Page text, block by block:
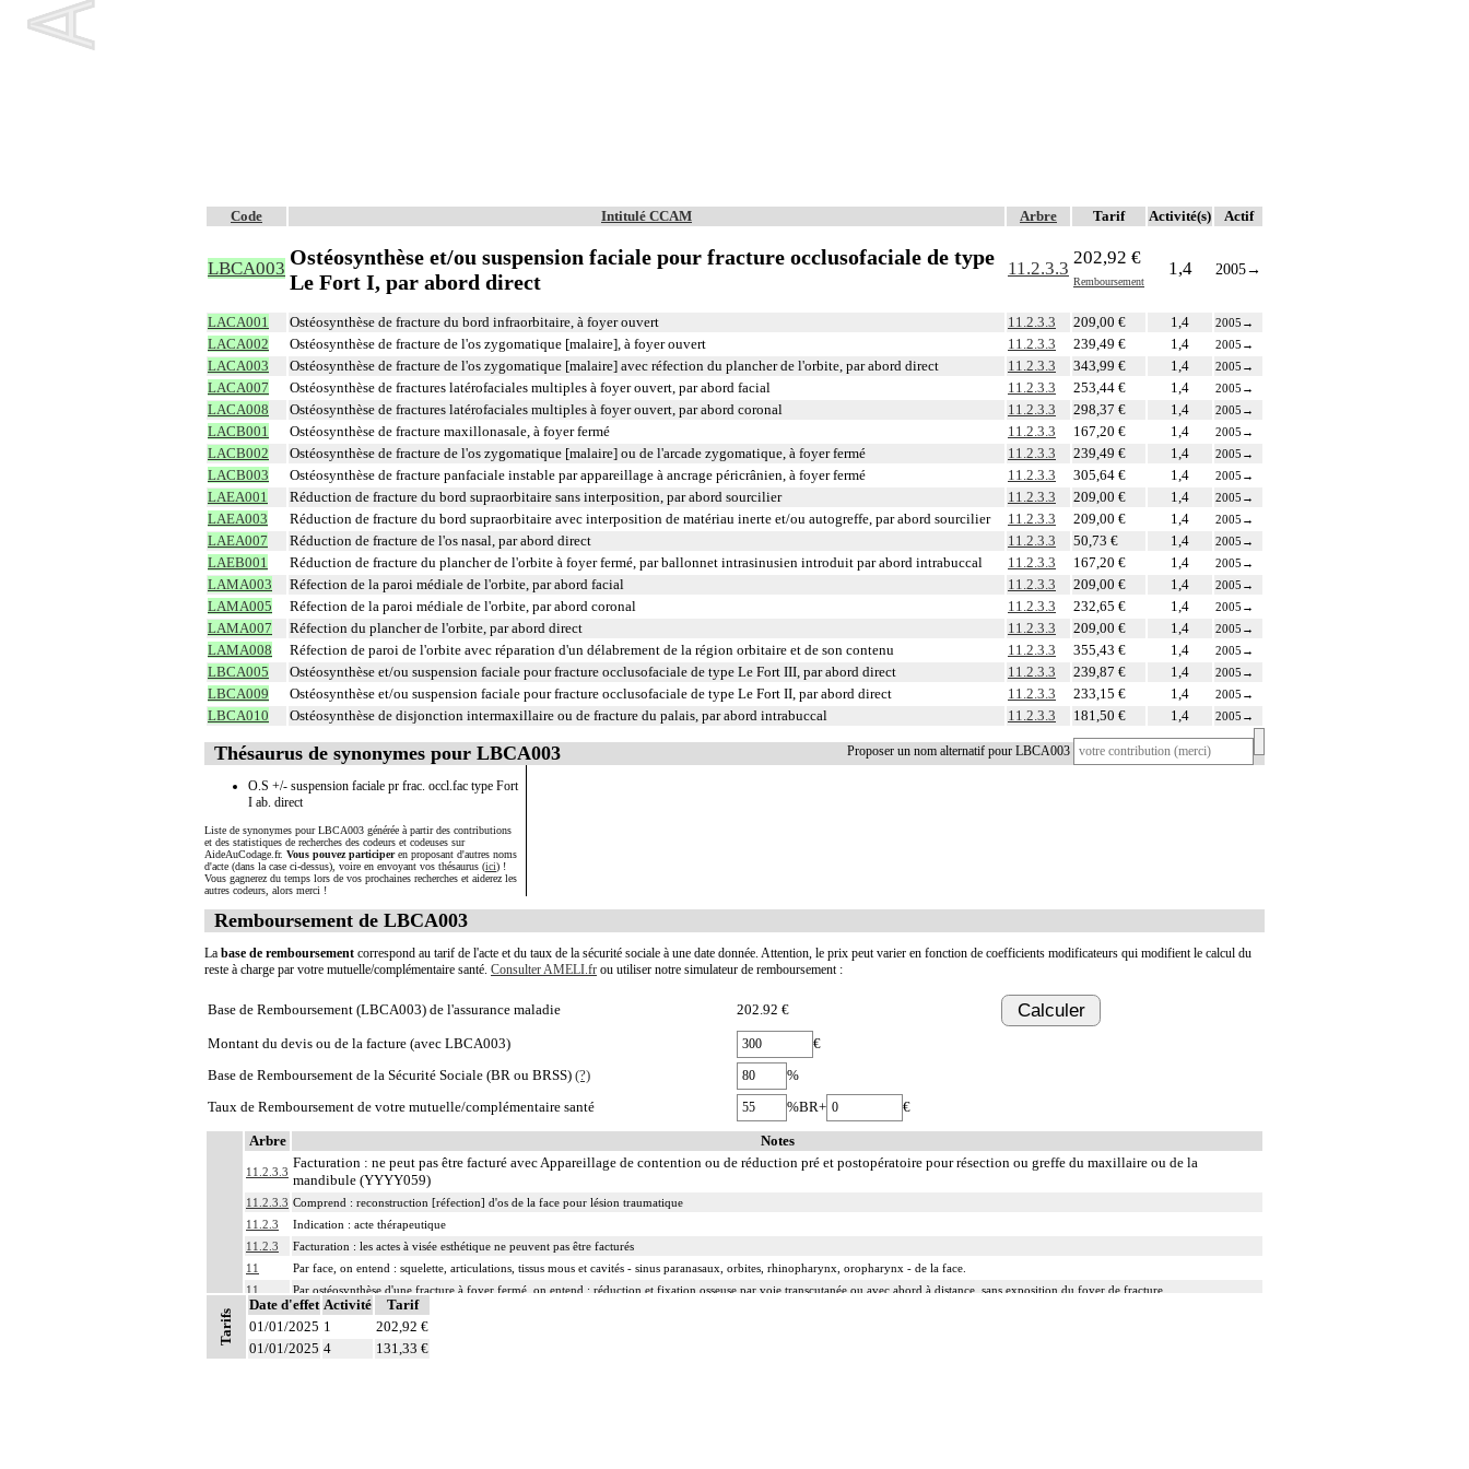
Code Intitulé CCAM Arbre Tarif Activité(s) Actif
LBCA003 Ostéosynthèse et/ou suspension faciale pour fracture occlusofaciale de type
Le Fort I, par abord direct
11.2.3.3
202,92 €
Remboursement
1,4 2005→
LACA001 Ostéosynthèse de fracture du bord infraorbitaire, à foyer ouvert 11.2.3.3 209,00 € 1,4 2005 →
LACA002 Ostéosynthèse de fracture de l'os zygomatique [malaire], à foyer ouvert 11.2.3.3 239,49 € 1,4 2005 →
LACA003 Ostéosynthèse de fracture de l'os zygomatique [malaire] avec réfection du plancher de l'orbite, par abord direct 11.2.3.3 343,99 € 1,4 2005 →
LACA007 Ostéosynthèse de fractures latérofaciales multiples à foyer ouvert, par abord facial 11.2.3.3 253,44 € 1,4 2005 →
LACA008 Ostéosynthèse de fractures latérofaciales multiples à foyer ouvert, par abord coronal 11.2.3.3 298,37 € 1,4 2005 →
LACB001 Ostéosynthèse de fracture maxillonasale, à foyer fermé 11.2.3.3 167,20 € 1,4 2005 →
LACB002 Ostéosynthèse de fracture de l'os zygomatique [malaire] ou de l'arcade zygomatique, à foyer fermé 11.2.3.3 239,49 € 1,4 2005 →
LACB003 Ostéosynthèse de fracture panfaciale instable par appareillage à ancrage péricrânien, à foyer fermé 11.2.3.3 305,64 € 1,4 2005 →
LAEA001 Réduction de fracture du bord supraorbitaire sans interposition, par abord sourcilier 11.2.3.3 209,00 € 1,4 2005 →
LAEA003 Réduction de fracture du bord supraorbitaire avec interposition de matériau inerte et/ou autogreffe, par abord sourcilier 11.2.3.3 209,00 € 1,4 2005 →
LAEA007 Réduction de fracture de l'os nasal, par abord direct 11.2.3.3 50,73 € 1,4 2005 →
LAEB001 Réduction de fracture du plancher de l'orbite à foyer fermé, par ballonnet intrasinusien introduit par abord intrabuccal 11.2.3.3 167,20 € 1,4 2005 →
LAMA003 Réfection de la paroi médiale de l'orbite, par abord facial 11.2.3.3 209,00 € 1,4 2005 →
LAMA005 Réfection de la paroi médiale de l'orbite, par abord coronal 11.2.3.3 232,65 € 1,4 2005 →
LAMA007 Réfection du plancher de l'orbite, par abord direct 11.2.3.3 209,00 € 1,4 2005 →
LAMA008 Réfection de paroi de l'orbite avec réparation d'un délabrement de la région orbitaire et de son contenu 11.2.3.3 355,43 € 1,4 2005 →
LBCA005 Ostéosynthèse et/ou suspension faciale pour fracture occlusofaciale de type Le Fort III, par abord direct 11.2.3.3 239,87 € 1,4 2005 →
LBCA009 Ostéosynthèse et/ou suspension faciale pour fracture occlusofaciale de type Le Fort II, par abord direct 11.2.3.3 233,15 € 1,4 2005 →
LBCA010 Ostéosynthèse de disjonction intermaxillaire ou de fracture du palais, par abord intrabuccal 11.2.3.3 181,50 € 1,4 2005 →
Proposer un nom alternatif pour LBCA003
Thésaurus de synonymes pour LBCA003
O.S +/- suspension faciale pr frac. occl.fac type Fort
I ab. direct
Liste de synonymes pour LBCA003 générée à partir des contributions
et des statistiques de recherches des codeurs et codeuses sur
AideAuCodage.fr. Vous pouvez participeren proposant d'autres noms
d'acte (dans la case ci-dessus), voire en envoyant vos thésaurus (ici) !
Vous gagnerez du temps lors de vos prochaines recherches et aiderez les
autres codeurs, alors merci !
Remboursement de LBCA003
La base de remboursement correspond au tarif de l'acte et du taux de la sécurité sociale à une date donnée. Attention, le prix peut varier en fonction de coefficients modificateurs qui modifient le calcul du
reste à charge par votre mutuelle/complémentaire santé. Consulter AMELI.fr ou utiliser notre simulateur de remboursement :
Base de Remboursement (LBCA003) de l'assurance maladie 202.92 € Calculer
Montant du devis ou de la facture (avec LBCA003)
€
Base de Remboursement de la Sécurité Sociale (BR ou BRSS) (?)
%
Taux de Remboursement de votre mutuelle/complémentaire santé
%BR+ €
Notes
Arbre Notes
11.2.3.3
Facturation : ne peut pas être facturé avec Appareillage de contention ou de réduction pré et postopératoire pour résection ou greffe du maxillaire ou de la
mandibule (YYYY059)
11.2.3.3 Comprend : reconstruction [réfection] d'os de la face pour lésion traumatique
11.2.3
Indication : acte thérapeutique
11.2.3
Facturation : les actes à visée esthétique ne peuvent pas être facturés
11
Par face, on entend : squelette, articulations, tissus mous et cavités - sinus paranasaux, orbites, rhinopharynx, oropharynx - de la face.
11
Par ostéosynthèse d'une fracture à foyer fermé, on entend : réduction et fixation osseuse par voie transcutanée ou avec abord à distance, sans exposition du foyer de fracture.
11
Par ostéosynthèse d'une fracture à foyer ouvert, on entend : réduction et fixation osseuse avec exposition du foyer de fracture.
Par évidement d'un os, on entend :
- cratérisation [sauciérisation] osseuse
Tarifs
Date d'effet Activité
Tarif
01/01/2025 1
202,92 €
01/01/2025 4 131,33 €